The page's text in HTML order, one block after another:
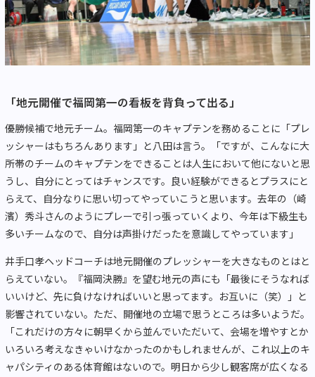
「地元開催で福岡第一の看板を背負って出る」
優勝候補で地元チーム。福岡第一のキャプテンを務めることに「プレ
ッシャーはもちろんあります」と八田は言う。「ですが、こんなに大
所帯のチームのキャプテンをできることは人生において他にないと思
うし、自分にとってはチャンスです。良い経験ができるとプラスにと
らえて、自分なりに思い切ってやっていこうと思います。去年の（崎
濱）秀斗さんのようにプレーで引っ張っていくより、今年は下級生も
多いチームなので、自分は声掛けだったを意識してやっています」
井手口孝ヘッドコーチは地元開催のプレッシャーを大きなものとはと
らえていない。『福岡決勝』を望む地元の声にも「最後にそうなれば
いいけど、先に負けなければいいと思ってます。お互いに（笑）」と
影響されていない。ただ、開催地の立場で思うところは多いようだ。
「これだけの方々に朝早くから並んでいただいて、会場を増やすとか
いろいろ考えなきゃいけなかったのかもしれませんが、これ以上のキ
ャパシティのある体育館はないので。明日から少し観客席が広くなる